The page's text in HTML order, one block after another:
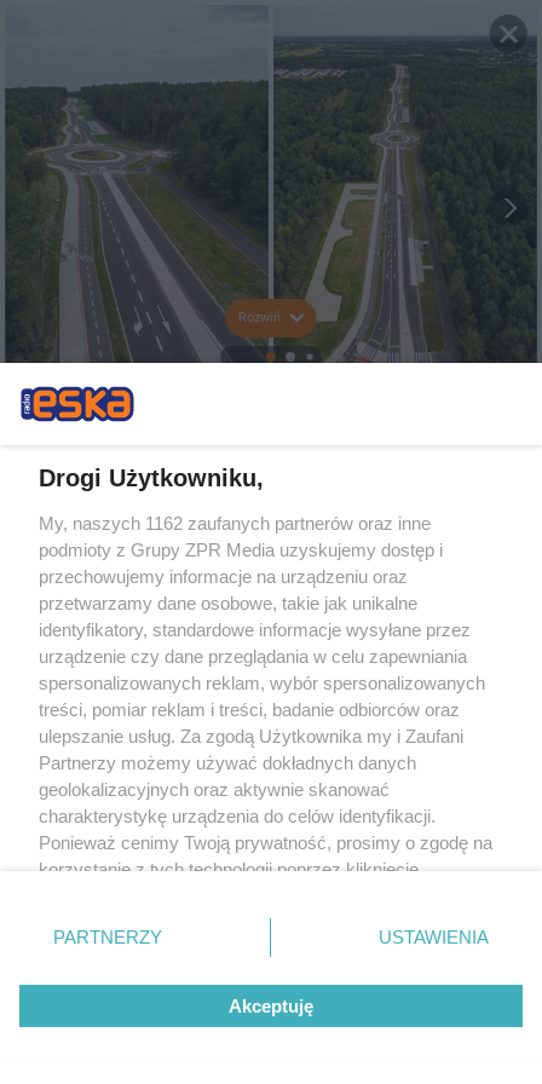
Rozwiń
Drogi Użytkowniku,
My, naszych 1162 zaufanych partnerów oraz inne
podmioty z Grupy ZPR Media uzyskujemy dostęp i
przechowujemy informacje na urządzeniu oraz
przetwarzamy dane osobowe, takie jak unikalne
identyfikatory, standardowe informacje wysyłane przez
urządzenie czy dane przeglądania w celu zapewniania
spersonalizowanych reklam, wybór spersonalizowanych
treści, pomiar reklam i treści, badanie odbiorców oraz
ulepszanie usług. Za zgodą Użytkownika my i Zaufani
Partnerzy możemy używać dokładnych danych
geolokalizacyjnych oraz aktywnie skanować
charakterystykę urządzenia do celów identyfikacji.
Ponieważ cenimy Twoją prywatność, prosimy o zgodę na
korzystanie z tych technologii poprzez kliknięcie
zmienić/wycofać klikając przycisk ustawień prywatności
znajdujący się w lewym dolnym rogu strony
rodzaje przetwarzania danych nie wymagają zgody
użytkownika, ale masz prawo sprzeciwić się takiemu
przetwarzaniu. Preferencje będą miały zastosowanie tylko
PARTNERZY USTAWIENIA
Akceptuję